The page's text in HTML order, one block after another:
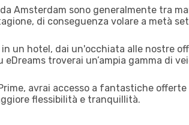
Amsterdam sono generalmente tra
di conseguenza volare a metà
un hotel, dai un'occhiata alle nostre
troverai un’ampia gamma di
avrai accesso a fantastiche
flessibilità e tranquillità.